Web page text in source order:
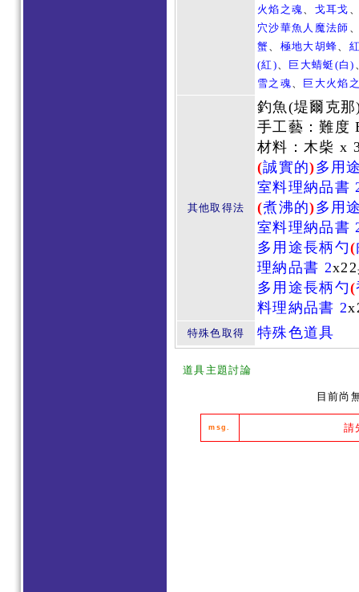
火焰之魂、 戈耳戈
穴沙華魚人魔法師
蟹、 極地大胡蜂、
(紅)、 巨大蜻蜓(白)
雪之魂、 巨大火焰
其他取得法
釣魚(堤爾克
手工藝：難度
材料：木柴 x
(誠實的)多用
室料理納品書
(煮沸的)多用
室料理納品書
多用途長柄勺(
理納品書 2
多用途長柄勺(
料理納品書 2
特殊色取得 特殊色道具
道具主題討論
目前尚
msg. 請